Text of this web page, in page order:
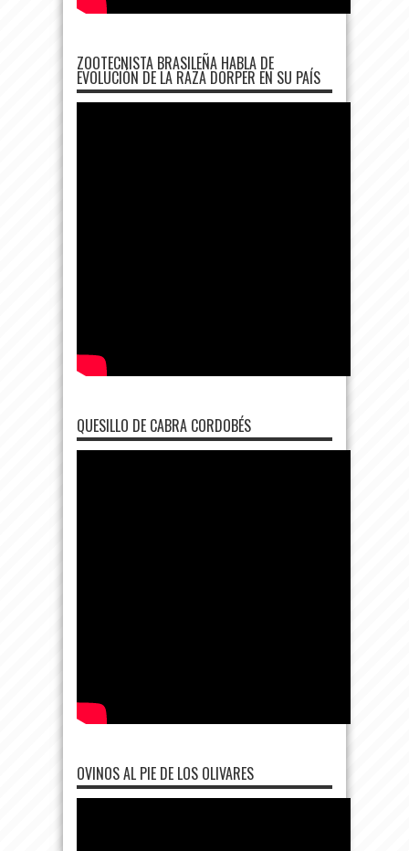
ZOOTECNISTA BRASILEÑA HABLA DE
EVOLUCIÓN DE LA RAZA DORPER EN SU PAÍS
QUESILLO DE CABRA CORDOBÉS
OVINOS AL PIE DE LOS OLIVARES